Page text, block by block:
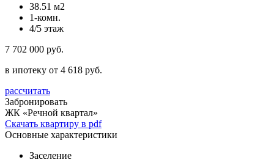
38.51 м2
1-комн.
4/5 этаж
7 702 000 руб.
в ипотеку от 4 618 руб.
рассчитать
Забронировать
ЖК «Речной квартал»
Скачать квартиру в pdf
Основные характеристики
Заселение